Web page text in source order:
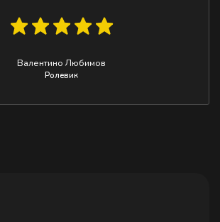
Валентино Любимов
Ролевик